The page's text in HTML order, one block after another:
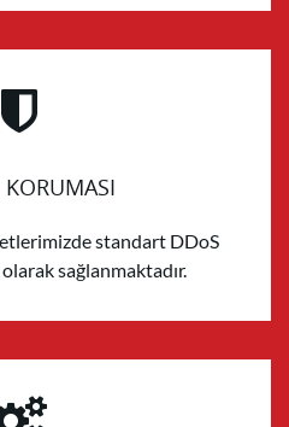
KORUMASI
standart DDoS
sağlanmaktadır.